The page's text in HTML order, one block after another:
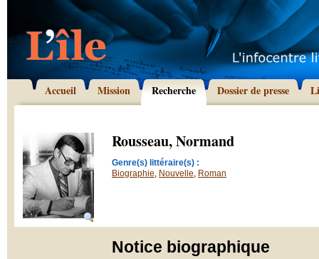
Accueil Mission Recherche Dossier de presse
Rousseau, Normand
Genre(s) littéraire(s) :
Biographie, Nouvelle, Roman
Notice biographique